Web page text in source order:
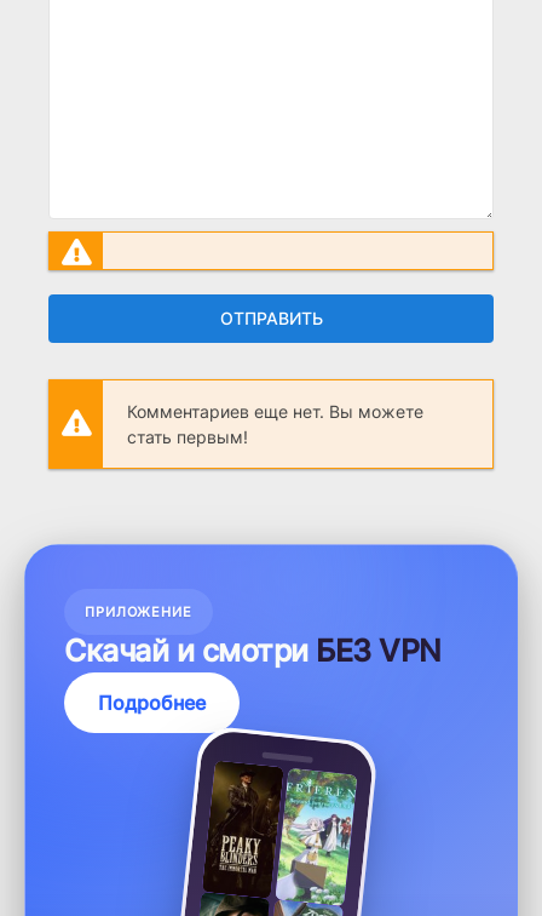
ОТПРАВИТЬ
Комментариев еще нет. Вы можете
стать первым!
ПРИЛОЖЕНИЕ
Скачай и смотри БЕЗ VPN
Подробнее